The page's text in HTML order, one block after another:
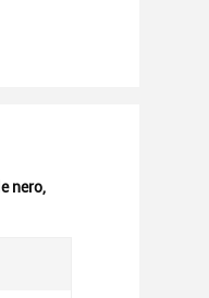
nero,